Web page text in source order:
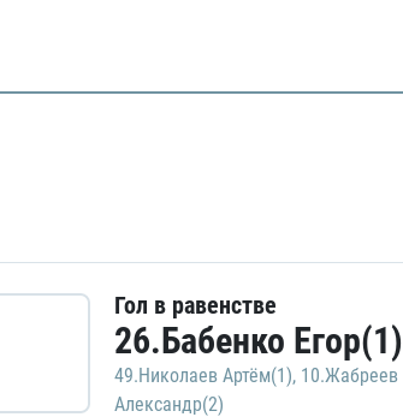
Гол в равенстве
26.Бабенко Егор(1)
49.Николаев Артём(1), 10.Жабреев
Александр(2)